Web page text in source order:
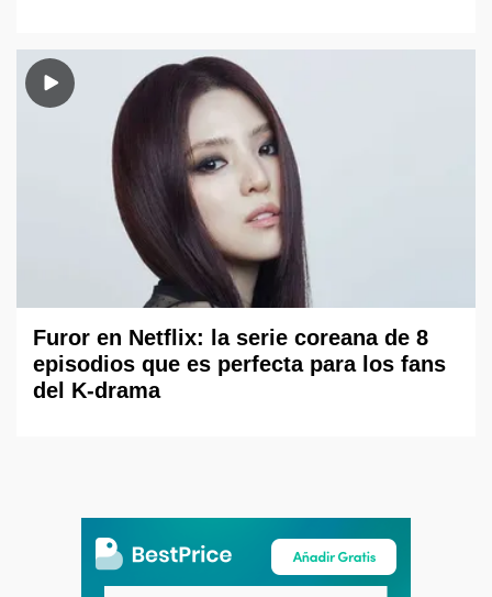
Furor en Netflix: la serie coreana de 8
episodios que es perfecta para los fans
del K-drama